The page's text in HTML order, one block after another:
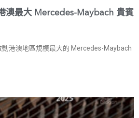
澳最大 Mercedes-Maybach 貴賓
港澳地區規模最大的 Mercedes-Maybach